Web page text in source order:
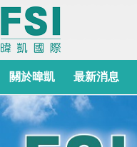
關於暐凱 最新消息